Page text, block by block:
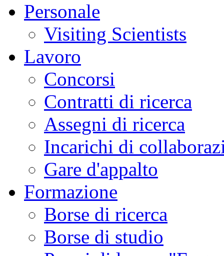
Personale
Visiting Scientists
Lavoro
Concorsi
Contratti di ricerca
Assegni di ricerca
Incarichi di
Gare d'appalto
Formazione
Borse di ricerca
Borse di studio